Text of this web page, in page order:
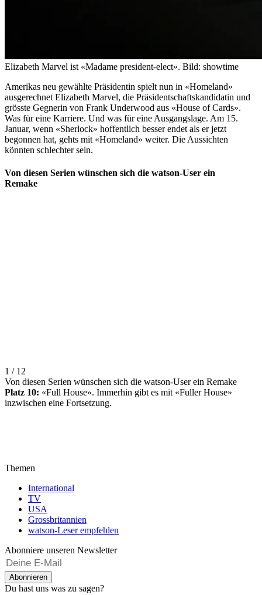
Elizabeth Marvel ist «Madame president-elect». Bild: showtime
Amerikas neu gewählte Präsidentin spielt nun in «Homeland»
ausgerechnet Elizabeth Marvel, die Präsidentschaftskandidatin und
grösste Gegnerin von Frank Underwood aus «House of Cards».
Was für eine Karriere. Und was für eine Ausgangslage. Am 15.
Januar, wenn «Sherlock» hoffentlich besser endet als er jetzt
begonnen hat, gehts mit «Homeland» weiter. Die Aussichten
könnten schlechter sein.
Von diesen Serien wünschen sich die watson-User ein
Remake
1 / 12
Von diesen Serien wünschen sich die watson-User ein Remake
Platz 10: «Full House». Immerhin gibt es mit «Fuller House»
inzwischen eine Fortsetzung.
Themen
International
TV
USA
Grossbritannien
watson-Leser empfehlen
Abonniere unseren Newsletter
Abonnieren
Du hast uns was zu sagen?